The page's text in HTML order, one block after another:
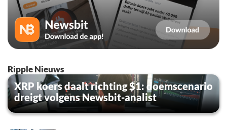
Ripple Nieuws
XRP koers daalt richting $1: doemscenario
dreigt volgens Newsbit-analist